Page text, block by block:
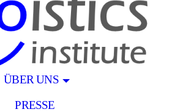
ÜBER UNS
PRESSE